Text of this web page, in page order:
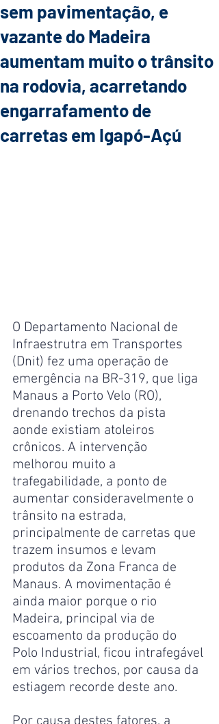
sem pavimentação, e
vazante do Madeira
aumentam muito o trânsito
na rodovia, acarretando
engarrafamento de
carretas em Igapó-Açú
O Departamento Nacional de
Infraestrutra em Transportes
(Dnit) fez uma operação de
emergência na BR-319, que liga
Manaus a Porto Velo (RO),
drenando trechos da pista
aonde existiam atoleiros
crônicos. A intervenção
melhorou muito a
trafegabilidade, a ponto de
aumentar consideravelmente o
trânsito na estrada,
principalmente de carretas que
trazem insumos e levam
produtos da Zona Franca de
Manaus. A movimentação é
ainda maior porque o rio
Madeira, principal via de
escoamento da produção do
Polo Industrial, ficou intrafegável
em vários trechos, por causa da
estiagem recorde deste ano.